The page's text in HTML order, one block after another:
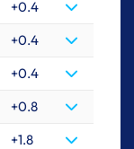
+0.4
+0.4
+0.4
+0.8
+1.8